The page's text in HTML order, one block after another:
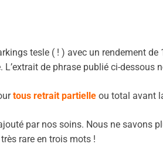
tesle ( ! ) avec un rendement
L’extrait de phrase publié ci-dessous
tous retrait partielle ou total avant
par nos soins. Nous ne savons
rare en trois mots !